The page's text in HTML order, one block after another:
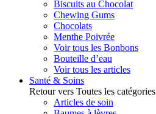
Biscuits au Chocolat
Chewing Gums
Chocolats
Menthe Poivrée
Voir tous les Bonbons
Bouteille d’eau
Voir tous les articles
Santé & Soins
Retour vers Toutes les catégories
Articles de soin